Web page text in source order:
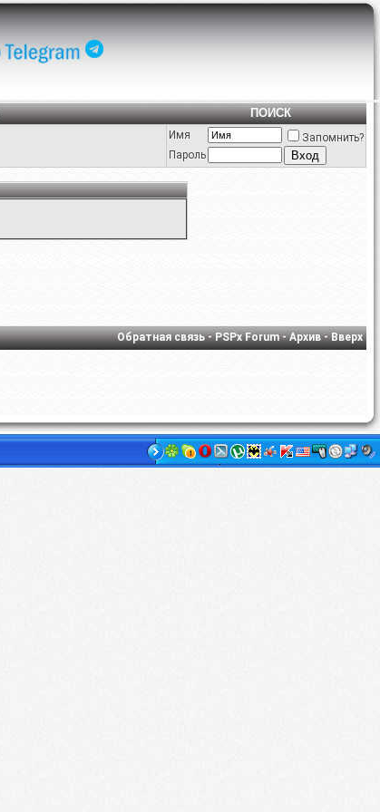
ПОИСК
Имя
Запомнить?
Пароль
Обратная связь-PSPx Forum-Архив-Вверх